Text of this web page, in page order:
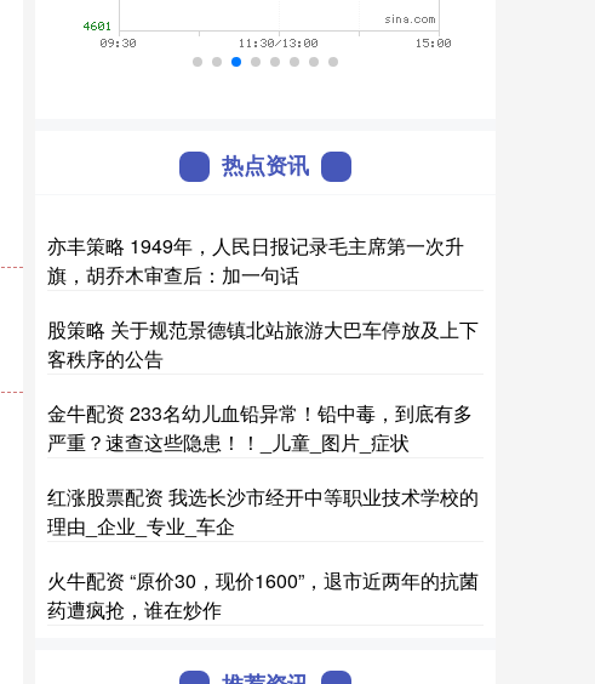
热点资讯
亦丰策略 1949年，人民日报记录毛主席第一次升
旗，胡乔木审查后：加一句话
股策略 关于规范景德镇北站旅游大巴车停放及上下
客秩序的公告
金牛配资 233名幼儿血铅异常！铅中毒，到底有多
严重？速查这些隐患！！_儿童_图片_症状
红涨股票配资 我选长沙市经开中等职业技术学校的
理由_企业_专业_车企
火牛配资 “原价30，现价1600”，退市近两年的抗菌
药遭疯抢，谁在炒作